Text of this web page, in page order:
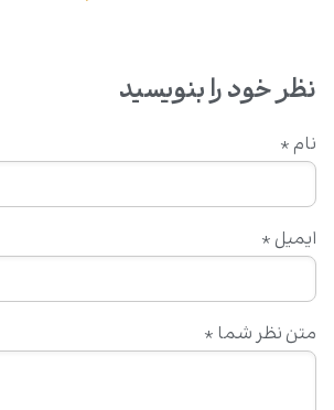
نظر خود را بنویسید
متن نظر شما *
نام *
ایمیل *